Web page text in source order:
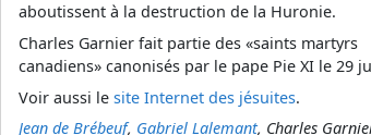
aboutissent à la destruction de la Huronie.
Charles Garnier fait partie des «saints martyrs
canadiens» canonisés par le pape Pie XI le 29
Voir aussi le site Internet des jésuites.
Jean de Brébeuf, Gabriel Lalemant, Charles